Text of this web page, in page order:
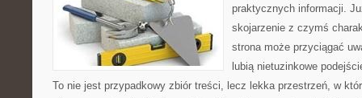
praktycznych informacji.
skojarzenie z czymś
strona może przyciągać
lubią nietuzinkowe
To nie jest przypadkowy zbiór treści, lecz lekka przestrzeń, w